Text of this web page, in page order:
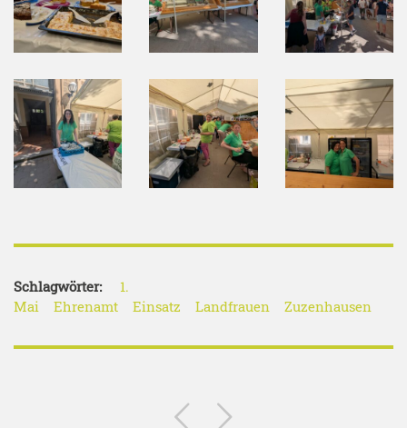
Schlagwörter:
1.
Mai
Ehrenamt Einsatz Landfrauen Zuzenhausen